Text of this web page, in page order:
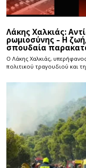
Λάκης Χαλκιάς:
ρωμιοσύνης – Η
σπουδαία
Ο Λάκης Χαλκιάς,
πολιτικού τραγουδιού και